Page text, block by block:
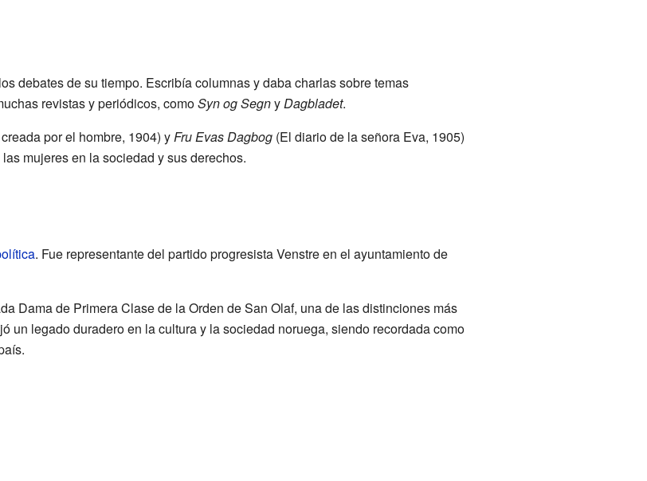
debates de su tiempo. Escribía columnas y daba charlas sobre temas
revistas y periódicos, comoSyn og SegnyDagbladet.
por el hombre, 1904) yFru Evas Dagbog(El diario de la señora Eva, 1905)
mujeres en la sociedad y sus derechos.
. Fue representante del partido progresista Venstre en el ayuntamiento de
Dama de Primera Clase de la Orden de San Olaf, una de las distinciones más
un legado duradero en la cultura y la sociedad noruega, siendo recordada como